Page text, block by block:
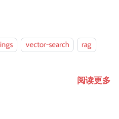
vector-search
rag
阅读更多